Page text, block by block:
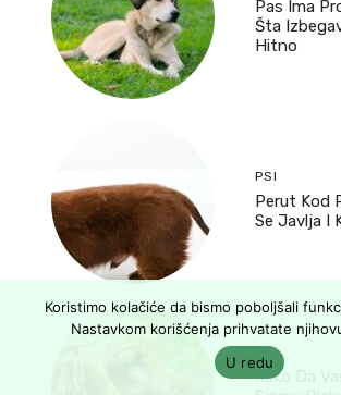
Pas Ima
Šta
Hitno
PSI
Perut Kod
Se Javlja I
PSI
Kako Da
Koristimo kolačiće da bismo poboljšali
Nastavkom korišćenja prihvatate
U redu